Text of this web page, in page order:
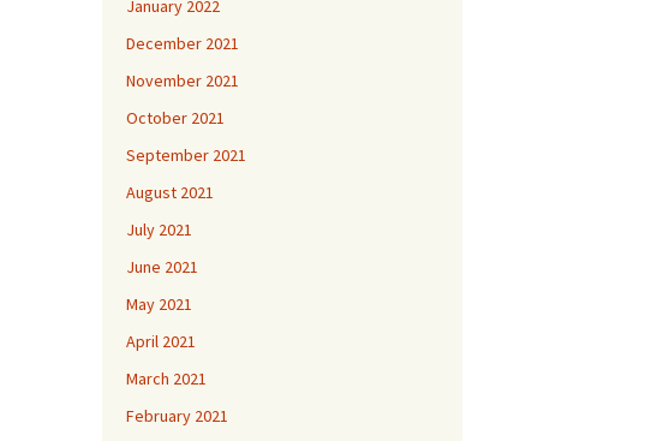
January 2022
December 2021
November 2021
October 2021
September 2021
August 2021
July 2021
June 2021
May 2021
April 2021
March 2021
February 2021